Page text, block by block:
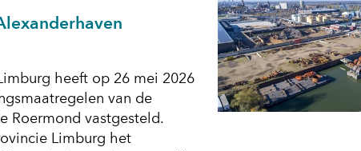
heeft op 26 mei 2026
van de
Roermond vastgesteld.
Limburg het